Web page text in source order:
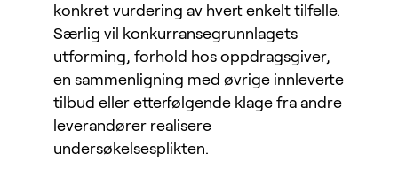
konkret vurdering av hvert enkelt tilfelle.
Særlig vil konkurransegrunnlagets
utforming, forhold hos oppdragsgiver,
en sammenligning med øvrige innleverte
tilbud eller etterfølgende klage fra andre
leverandører realisere
undersøkelsesplikten.